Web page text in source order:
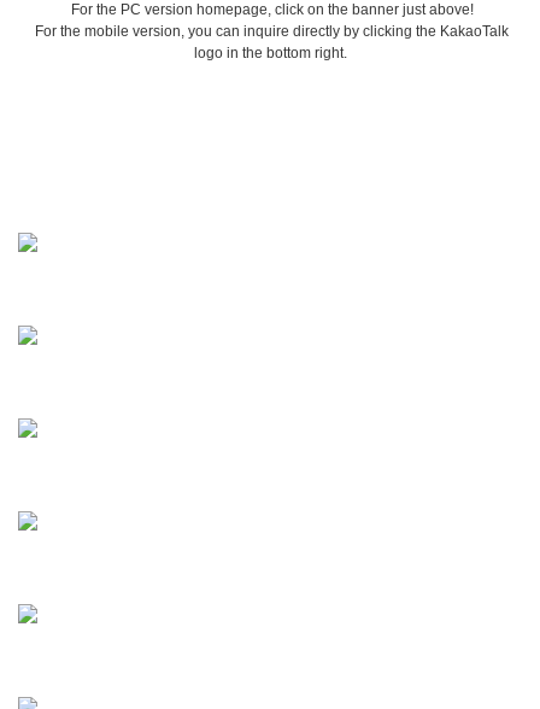
For the PC version homepage, click on the banner just above!
For the mobile version, you can inquire directly by clicking the KakaoTalk
logo in the bottom right.